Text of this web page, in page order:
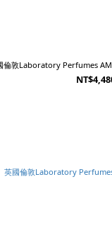
倫敦Laboratory Perfumes